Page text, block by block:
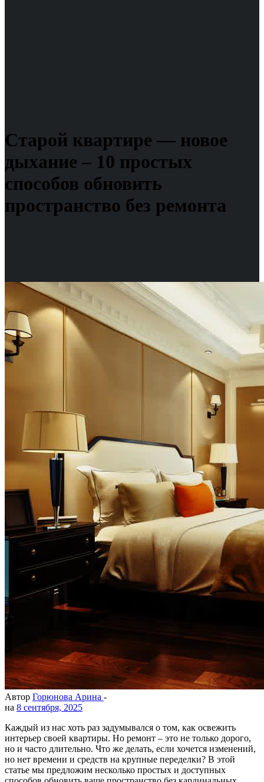
Старой квартире — новое
дыхание – 10 простых
способов обновить
пространство без ремонта
Автор Горюнова Арина -
на 8 сентября, 2025
Каждый из нас хоть раз задумывался о том, как освежить
интерьер своей квартиры. Но ремонт – это не только дорого,
но и часто длительно. Что же делать, если хочется изменений,
но нет времени и средств на крупные переделки? В этой
статье мы предложим несколько простых и доступных